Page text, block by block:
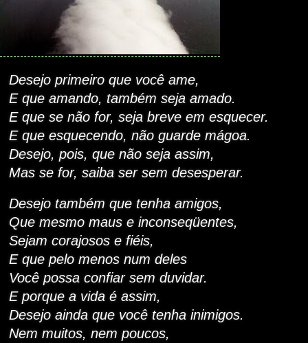
Desejo primeiro que você ame,
E que amando, também seja amado.
E que se não for, seja breve em esquecer.
E que esquecendo, não guarde mágoa.
Desejo, pois, que não seja assim,
Mas se for, saiba ser sem desesperar.
Desejo também que tenha amigos,
Que mesmo maus e inconseqüentes,
Sejam corajosos e fiéis,
E que pelo menos num deles
Você possa confiar sem duvidar.
E porque a vida é assim,
Desejo ainda que você tenha inimigos.
Nem muitos, nem poucos,